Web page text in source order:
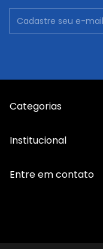
Categorias
Institucional
Entre em contato